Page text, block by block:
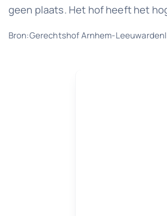
geen plaats. Het hof heeft het
Bron:Gerechtshof Arnhem-